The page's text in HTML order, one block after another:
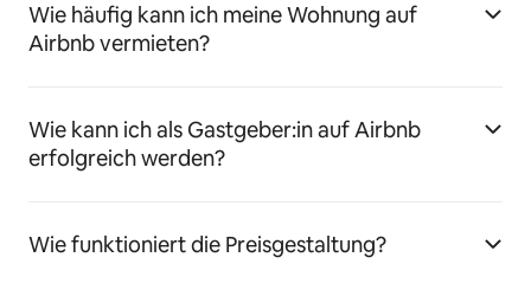
Wie häufig kann ich meine Wohnung auf
Airbnb vermieten?
Wie kann ich als Gastgeber:in auf Airbnb
erfolgreich werden?
Wie funktioniert die Preisgestaltung?